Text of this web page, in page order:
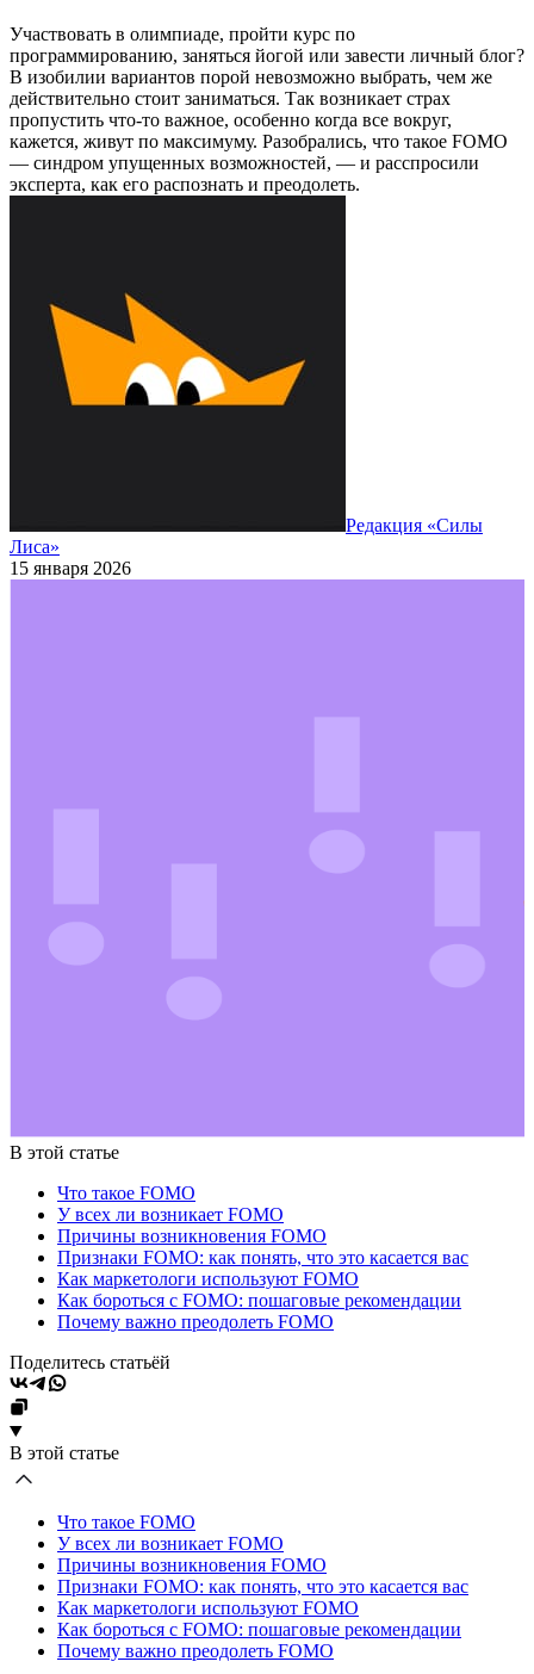
Участвовать в олимпиаде, пройти курс по
программированию, заняться йогой или завести личный блог?
В изобилии вариантов порой невозможно выбрать, чем же
действительно стоит заниматься. Так возникает страх
пропустить что-то важное, особенно когда все вокруг,
кажется, живут по максимуму. Разобрались, что такое FOMO
— синдром упущенных возможностей, — и расспросили
эксперта, как его распознать и преодолеть.
Редакция «Силы
Лиса»
15 января 2026
В этой статье
Что такое FOMO
У всех ли возникает FOMO
Причины возникновения FOMO
Признаки FOMO: как понять, что это касается вас
Как маркетологи используют FOMO
Как бороться с FOMO: пошаговые рекомендации
Почему важно преодолеть FOMO
Поделитесь статьёй
В этой статье
Что такое FOMO
У всех ли возникает FOMO
Причины возникновения FOMO
Признаки FOMO: как понять, что это касается вас
Как маркетологи используют FOMO
Как бороться с FOMO: пошаговые рекомендации
Почему важно преодолеть FOMO